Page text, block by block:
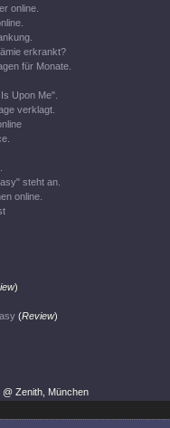
online.
erkrankt?
für Monate.
Upon Me".
verklagt.
steht an.
online.
)
(Review)
@ Zenith, München